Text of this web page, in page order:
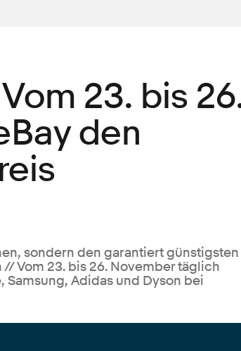
23. bis
den
sondern den garantiert günstigsten
Vom 23. bis 26. November täglich
Samsung, Adidas und Dyson bei